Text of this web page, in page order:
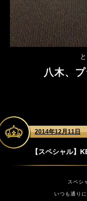
八木、
2014年12月11日
【スペシャル】
スペシ
いつも通りに